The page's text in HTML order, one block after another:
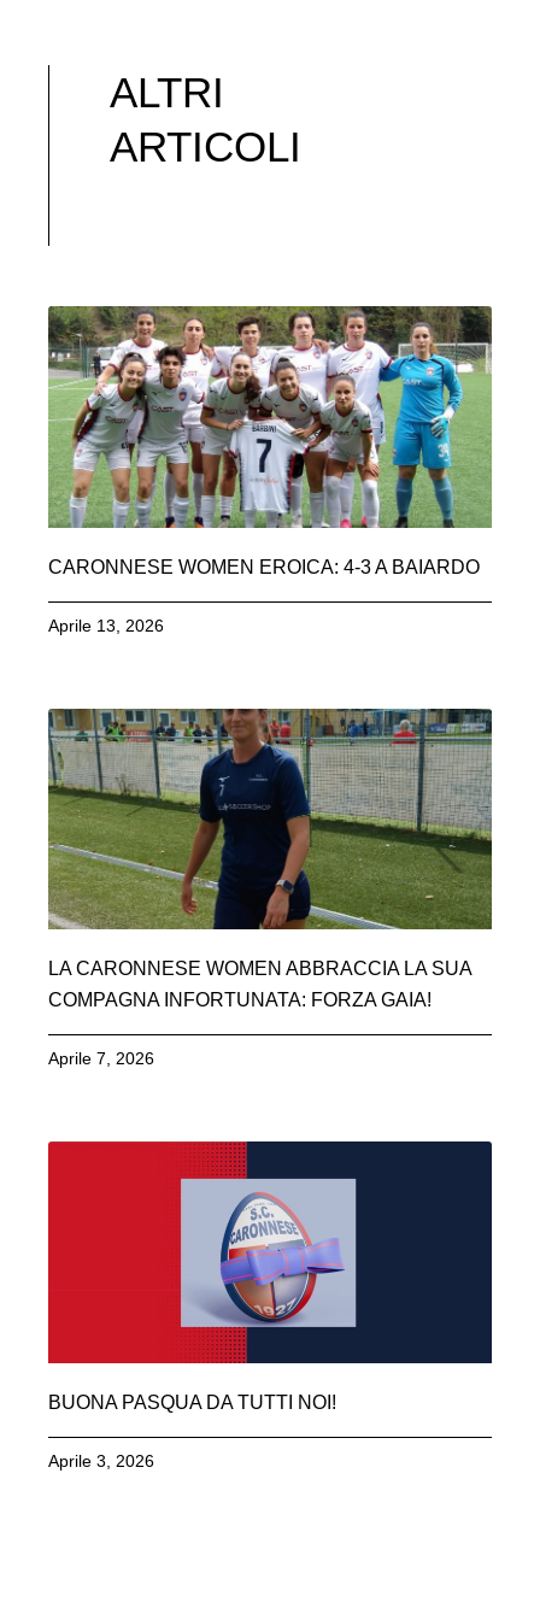
ALTRI
ARTICOLI
CARONNESE WOMEN EROICA: 4-3 A BAIARDO
Aprile 13, 2026
LA CARONNESE WOMEN ABBRACCIA LA SUA
COMPAGNA INFORTUNATA: FORZA GAIA!
Aprile 7, 2026
BUONA PASQUA DA TUTTI NOI!
Aprile 3, 2026